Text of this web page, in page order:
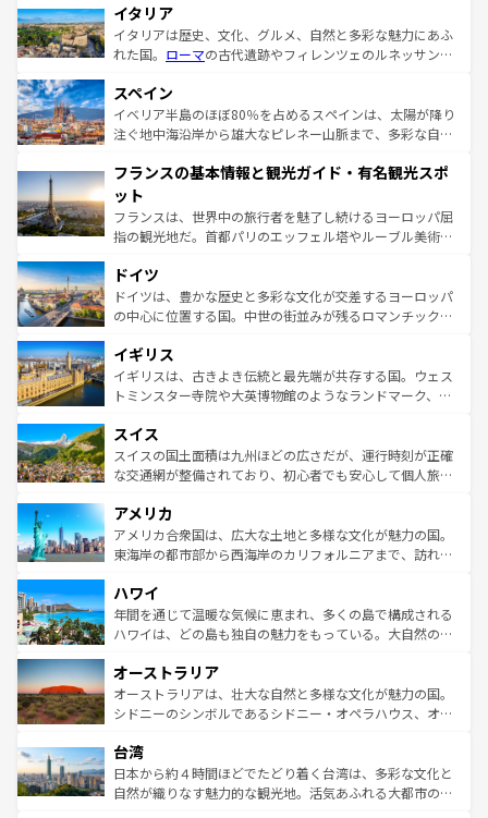
イタリア
イタリアは歴史、文化、グルメ、自然と多彩な魅力にあふ
れた国。 ローマの古代遺跡やフィレンツェのルネッサンス
ろん、トスカーナの美しい田園風景やアマルフィ海岸の絶
景など、自然景観も見逃せない。観光の合間には、本場の
ピザやパスタなど、絶品のイタリア料理を堪能することも
ませてくれるイタリアで、忘れられない旅をしてみよう！
なお、新着のイタリア情報は
しい。
スペイン
イベリア半島のほぼ80％を占めるスペインは、太陽が降り
注ぐ地中海沿岸から雄大なピレネー山脈まで、多彩な自然
文化が根付くこの国では、情熱的なフラメンコ、熱気あふ
れる闘牛、そして美味しいタパスが生活の一部となってい
る。首都マドリードの洗練された雰囲気や、バルセロナの
アートに溢れた街角から、地方では古代ローマ遺跡や中世
せる。地方によって風土や気候が異なるスペインはその個
性で訪れる人を魅了する。 なお、新着のスペイン情報は コ
ンテンツ一覧を参照してほしい。
フランスの基本情報と観光ガイド・有名観光スポ
ット
フランスは、世界中の旅行者を魅了し続けるヨーロッパ屈
指の観光地だ。首都パリのエッフェル塔やルーブル美術館
で、幅広い魅力が詰まっている。華麗な宮殿、歴史的な大
聖堂、美しいビーチ、そして豊かな自然が、訪れる者を心
から魅了する。また、フランスは美食の国としても知ら
いる。シャンパンの発祥地であるランス、プロヴァンスの
香り高いラベンダー畑など、多彩な楽しみ方が可能だ。さ
らに、パリ以外の地域にも魅力が溢れており、どの街角に
れる地方に足を運ぶとそれぞれで全く異なる文化を体験で
きるだろう。 なお、新着のフランス情報はコンテンツ一覧
を参照してほしい。
ドイツ
ドイツは、豊かな歴史と多彩な文化が交差するヨーロッパ
の中心に位置する国。中世の街並みが残るロマンチック街
顔を持つこの国は、どこを歩いても飽きることがない。ベ
ルリンの文化的活気、バイエルン州のアルプスの絶景、そ
してライン川沿いのワイン畑といった風景は必見。ビール
は、お酒好きな人にはぜひ体験してほしい。 なお、新着の
ドイツ情報はコンテンツ一覧を参照してほしい。
イギリス
イギリスは、古きよき伝統と最先端が共存する国。ウェス
トミンスター寺院や大英博物館のようなランドマーク、歴
リアごとに異なる魅力がある。また、優雅なアフタヌーン
ティー、ビール好きにはたまらない英国パブ、サッカー観
戦など、本場だからこそできる体験も豊富。イギリスを旅
ンツ一覧を参照してほしい。
スイス
スイスの国土面積は九州ほどの広さだが、運行時刻が正確
な交通網が整備されており、初心者でも安心して個人旅行
の建物がそのまま残る町や、スイスならではのユニークな
博物館もあり、アルプス観光だけでなく町歩きも満喫する
ことができる。国民の所得が高いため物価も高いが、旅行
ば市内交通費無料で観光を楽しむこともできる。 なお、新
着のスイス情報はコンテンツ一覧 を参照してほしい。
アメリカ
アメリカ合衆国は、広大な土地と多様な文化が魅力の国。
東海岸の都市部から西海岸のカリフォルニアまで、訪れる
のような巨大都市は、観光、ショッピング、エンターテイ
ンメントが詰まった刺激的なスポットだ。一方、アメリカ
西部には大自然が広がり、グランドキャニオンやイエロー
部のニューオーリンズでは、音楽と美食が融合した独特の
文化が魅力。旅行者はアメリカの各地域で異なる魅力を楽
しみながら、その多様性と豊かな歴史を感じることができ
ならではの贅沢な旅のスタイルだ。 なお、新着のアメリカ
情報はコンテンツ一覧を参照してほしい。
ハワイ
年間を通じて温暖な気候に恵まれ、多くの島で構成される
ハワイは、どの島も独自の魅力をもっている。大自然の神
ワイ島は見逃せない。また、定番の観光地といえばオアフ
島だが、静かな自然を求めるならマウイ島やカウアイ島が
おすすめ。エメラルドグリーンに輝く海をはじめ、豊かな
れるおもてなしの心で訪れる人々を迎えてくれるハワイの
人々、おいしいローカルフードやハワイアンミュージッ
ク、伝統的なフラダンスなど、すべてがハワイの魅力を彩
オーストラリア
オーストラリアは、壮大な自然と多様な文化が魅力の国。
シドニーのシンボルであるシドニー・オペラハウス、オー
リアリーフや大陸中央部にそびえるウルル（エアーズロッ
ク）、タスマニアの美しい原生林やケアンズの熱帯雨林な
ど、見どころがたくさん。また、カフェやワイン、オージ
台湾
日本から約４時間ほどでたどり着く台湾は、多彩な文化と
自然が織りなす魅力的な観光地。活気あふれる大都市の台